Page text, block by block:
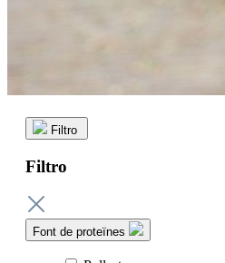
Filtro
Filtro
Font de proteïnes